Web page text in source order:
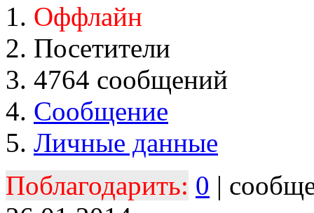
Оффлайн
Посетители
4764 сообщений
Сообщение
Личные данные
Поблагодарить: 0 |